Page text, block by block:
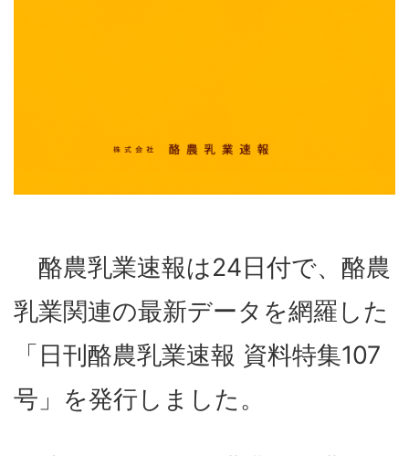
酪農乳業速報は24日付で、酪農
乳業関連の最新データを網羅した
「日刊酪農乳業速報 資料特集107
号」を発行しました。